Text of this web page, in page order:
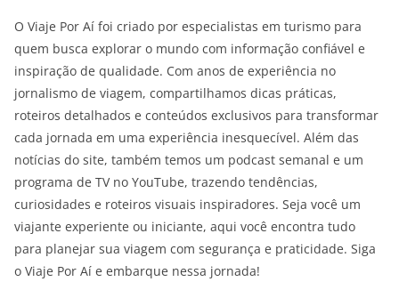
O Viaje Por Aí foi criado por especialistas em turismo para
quem busca explorar o mundo com informação confiável e
inspiração de qualidade. Com anos de experiência no
jornalismo de viagem, compartilhamos dicas práticas,
roteiros detalhados e conteúdos exclusivos para transformar
cada jornada em uma experiência inesquecível. Além das
notícias do site, também temos um podcast semanal e um
programa de TV no YouTube, trazendo tendências,
curiosidades e roteiros visuais inspiradores. Seja você um
viajante experiente ou iniciante, aqui você encontra tudo
para planejar sua viagem com segurança e praticidade. Siga
o Viaje Por Aí e embarque nessa jornada!